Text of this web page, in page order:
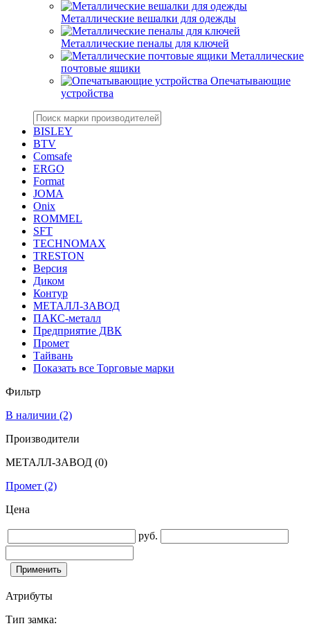
Металлические вешалки для одежды
Металлические пеналы для ключей
Металлические
почтовые ящики
Опечатывающие
устройства
BISLEY
BTV
Comsafe
ERGO
Format
JOMA
Onix
ROMMEL
SFT
TECHNOMAX
TRESTON
Версия
Диком
Контур
МЕТАЛЛ-ЗАВОД
ПАКС-металл
Предприятие ДВК
Промет
Тайвань
Показать все Торговые марки
Фильтр
В наличии (2)
Производители
МЕТАЛЛ-ЗАВОД (0)
Промет (2)
Цена
руб.
Атрибуты
Тип замка: